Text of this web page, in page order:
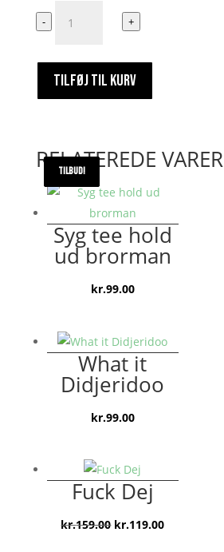
Lagde
en
under
modeugen
antal
- +
TILFØJ TIL KURV
RELATEREDE VARER
TILBUD!
Syg tee hold
ud brorman
kr.99.00
TILBUD!
What it
Didjeridoo
kr.99.00
TILBUD!
Fuck Dej
kr.159.00 Den
kr.119.00Den